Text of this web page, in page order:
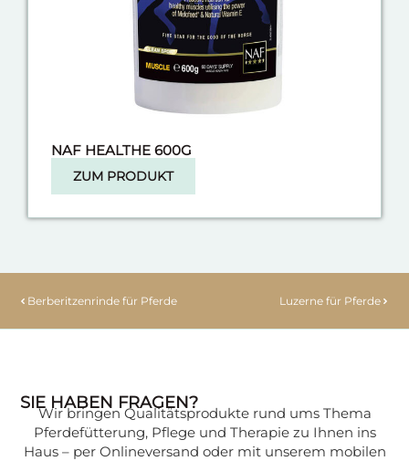
NAF HEALTHE 600G
ZUM PRODUKT
Berberitzenrinde für Pferde Luzerne für Pferde
SIE HABEN FRAGEN?
Wir bringen Qualitätsprodukte rund ums Thema
Pferdefütterung, Pflege und Therapie zu Ihnen ins
Haus – per Onlineversand oder mit unserem mobilen